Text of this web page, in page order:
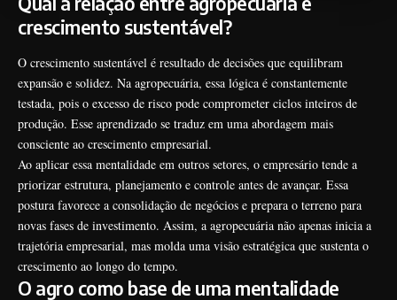
crescimento sustentável?
O crescimento sustentável é resultado de decisões que equilibram
expansão e solidez. Na agropecuária, essa lógica é constantemente
testada, pois o excesso de risco pode comprometer ciclos inteiros de
produção. Esse aprendizado se traduz em uma abordagem mais
consciente ao crescimento empresarial.
Ao aplicar essa mentalidade em outros setores, o empresário tende a
priorizar estrutura, planejamento e controle antes de avançar. Essa
postura favorece a consolidação de negócios e prepara o terreno para
novas fases de investimento. Assim, a agropecuária não apenas inicia a
trajetória empresarial, mas molda uma visão estratégica que sustenta o
crescimento ao longo do tempo.
O agro como base de uma mentalidade